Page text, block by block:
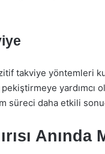
takviye yöntemleri
pekiştirmeye
süreci daha etkili
Anında